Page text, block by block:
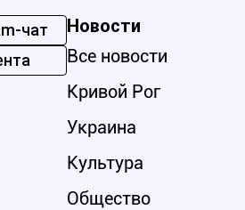
чат
Новости
Все новости
Кривой Рог
Украина
Культура
Общество